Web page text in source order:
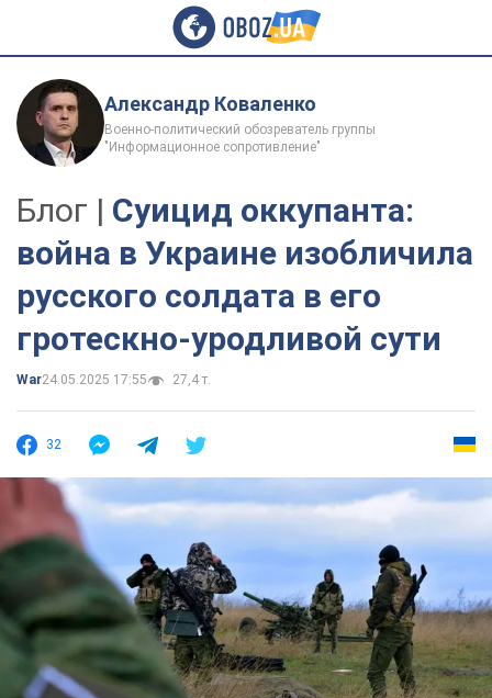
Александр Коваленко
Военно-политический обозреватель группы
"Информационное сопротивление"
Блог | Суицид оккупанта:
война в Украине изобличила
русского солдата в его
гротескно-уродливой сути
War24.05.2025 17:55 27,4 т.
32